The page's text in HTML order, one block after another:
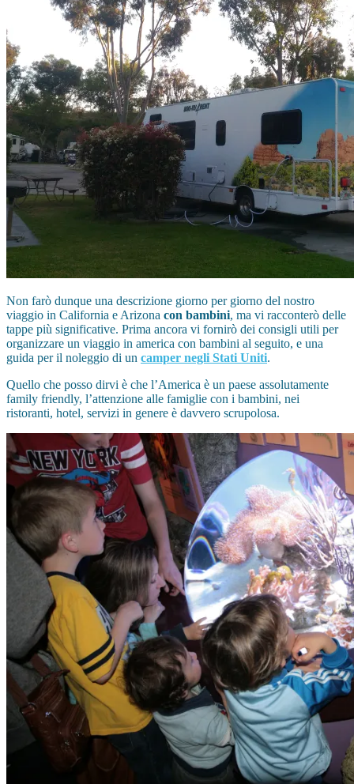
Non farò dunque una descrizione giorno per giorno del nostro
viaggio in California e Arizona con bambini, ma vi racconterò delle
tappe più significative. Prima ancora vi fornirò dei consigli utili per
organizzare un viaggio in america con bambini al seguito, e una
guida per il noleggio di un camper negli Stati Uniti.
Quello che posso dirvi è che l’America è un paese assolutamente
family friendly, l’attenzione alle famiglie con i bambini, nei
ristoranti, hotel, servizi in genere è davvero scrupolosa.